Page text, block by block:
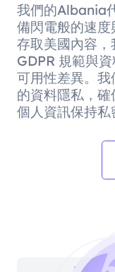
我們的Albania
備閃電般的速
存取美國內容
GDPR 規範與
可用性差異。
的資料隱私，
個人資訊保持私